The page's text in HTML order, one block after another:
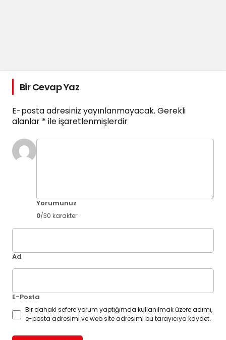
Bir Cevap Yaz
E-posta adresiniz yayınlanmayacak. Gerekli
alanlar * ile işaretlenmişlerdir
Yorumunuz
0/30 karakter
Ad
E-Posta
Bir dahaki sefere yorum yaptığımda kullanılmak üzere adımı,
e-posta adresimi ve web site adresimi bu tarayıcıya kaydet.